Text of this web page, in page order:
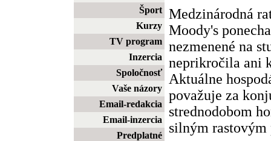
Šport
Kurzy
TV program
Inzercia
Spoločnosť
Vaše názory
Email-redakcia
Email-inzercia
Predplatné
Medzinárodná
Moody's
nezmenené na
neprikročila ani
Aktuálne
považuje za
strednodobom
silným